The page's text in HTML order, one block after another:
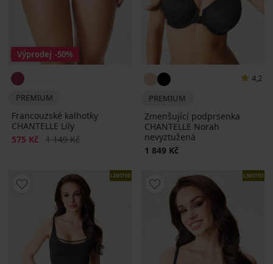
Výprodej -50%
PREMIUM
Francouzské kalhotky
CHANTELLE Lily
Sleva
575 Kč Původní cena
1 149 Kč
4,2
PREMIUM
Zmenšující podprsenka
CHANTELLE Norah
nevyztužená
1 849 Kč
LIMITED LIMITED